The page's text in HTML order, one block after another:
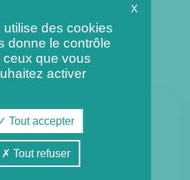
X
utilise des cookies
donne le contrôle
ceux que vous
activer
Tout accepter
Tout refuser